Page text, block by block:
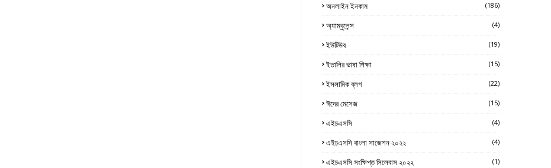
অনলাইন ইনকাম (186)
অ্যাম্বুলেন্স (4)
ইউটিউব (19)
ইতালির ভাষা শিক্ষা (15)
ইসলামিক ব্লগ (22)
ঈদের মেসেজ (15)
এইচএসসি (4)
এইচএসসি বাংলা সাজেশন ২০২২ (4)
এইচএসসি সংক্ষিপ্ত সিলেবাস ২০২২ (1)